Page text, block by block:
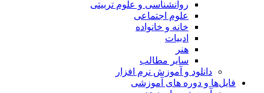
روانشناسی و علوم تربیتی
علوم اجتماعی
خانه و خانواده
ادبیات
هنر
سایر مطالب
دانلود و آموزش نرم افزار
فایل‌ها و دوره های آموزشی